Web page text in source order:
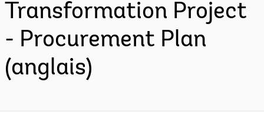
Transformation Project
- Procurement Plan
(anglais)